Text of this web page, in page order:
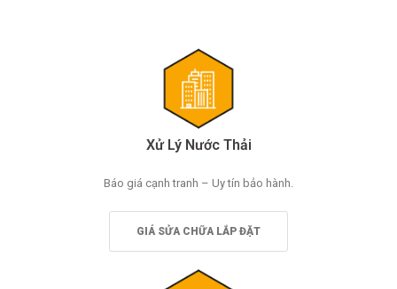
Xử Lý Nước Thải
Báo giá cạnh tranh – Uy tín bảo hành.
GIÁ SỬA CHỮA LẮP ĐẶT